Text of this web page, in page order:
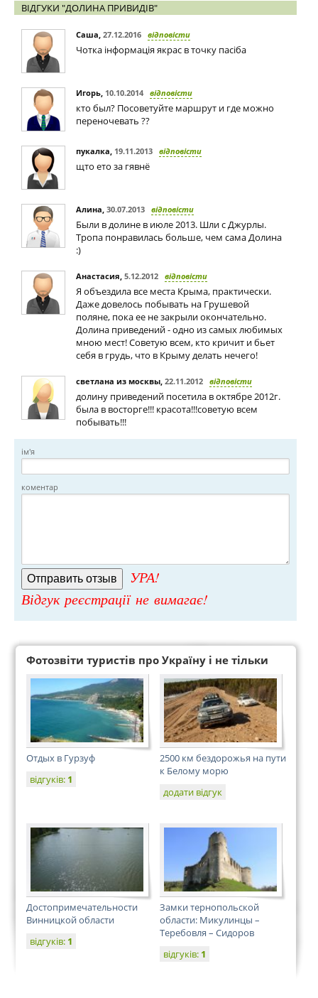
ВІДГУКИ "ДОЛИНА ПРИВИДІВ"
Саша 27.12.2016 відповісти
Чотка інформація якрас в точку пасіба
Игорь 10.10.2014 відповісти
кто был? Посоветуйте маршрут и где можно
переночевать ??
пукалка 19.11.2013 відповісти
щто ето за гявнё
Алина 30.07.2013 відповісти
Были в долине в июле 2013. Шли с Джурлы.
Тропа понравилась больше, чем сама Долина
:)
Анастасия 5.12.2012 відповісти
Я объездила все места Крыма, практически.
Даже довелось побывать на Грушевой
поляне, пока ее не закрыли окончательно.
Долина приведений - одно из самых любимых
мною мест! Советую всем, кто кричит и бьет
себя в грудь, что в Крыму делать нечего!
светлана из москвы 22.11.2012 відповісти
долину приведений посетила в октябре 2012г.
была в восторге!!! красота!!!советую всем
побывать!!!
ім'я
коментар
УРА!
Відгук реєстрації не вимагає!
Фотозвіти туристів про Україну і не тільки
Отдых в Гурзуф
відгуків: 1
2500 км бездорожья на пути
к Белому морю
додати відгук
Достопримечательности
Винницкой области
відгуків: 1
Замки тернопольской
области: Микулинцы –
Теребовля – Сидоров
відгуків: 1